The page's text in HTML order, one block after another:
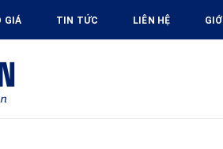
GIÁ TIN TỨC LIÊN HỆ